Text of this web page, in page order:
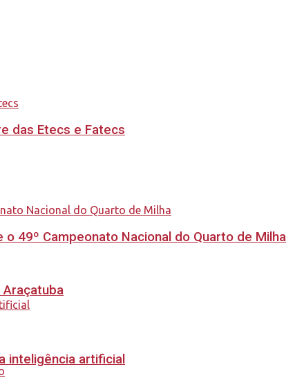
inteligência artificial
das Etecs e Fatecs
49º Campeonato Nacional do Quarto de Milha
Araçatuba